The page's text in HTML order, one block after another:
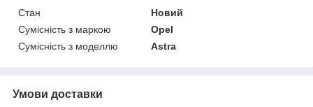
Стан
Новий
Сумісність з маркою
Opel
Сумісність з моделлю
Astra
Умови доставки